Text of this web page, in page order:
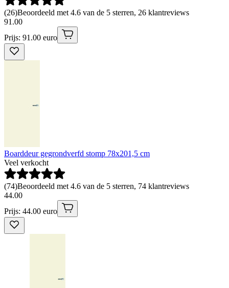
(26)Beoordeeld met 4.6 van de 5 sterren, 26 klantreviews
91 .00
Prijs: 91.00 euro
Boarddeur gegrondverfd stomp 78x201,5 cm
Veel verkocht
(74)Beoordeeld met 4.6 van de 5 sterren, 74 klantreviews
44.00
Prijs: 44.00 euro